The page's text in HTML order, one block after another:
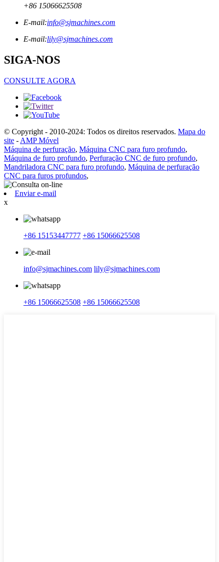
+86 15066625508
E-mail:info@sjmachines.com
E-mail:lily@sjmachines.com
SIGA-NOS
CONSULTE AGORA
© Copyright - 2010-2024: Todos os direitos reservados. Mapa do
site - AMP Móvel
Máquina de perfuração, Máquina CNC para furo profundo,
Máquina de furo profundo, Perfuração CNC de furo profundo,
Mandriladora CNC para furo profundo, Máquina de perfuração
CNC para furos profundos,
Enviar e-mail
x
+86 15153447777 +86 15066625508
info@sjmachines.com lily@sjmachines.com
+86 15066625508 +86 15066625508